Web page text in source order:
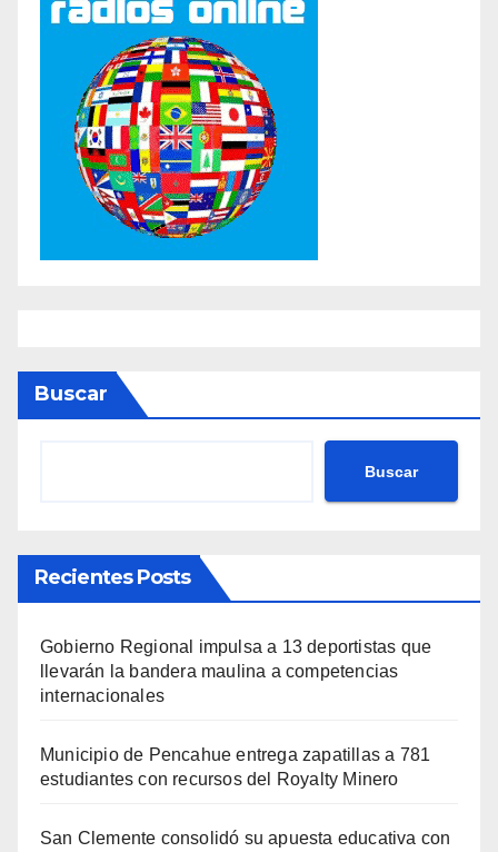
Buscar
Buscar
Recientes Posts
Gobierno Regional impulsa a 13 deportistas que
llevarán la bandera maulina a competencias
internacionales
Municipio de Pencahue entrega zapatillas a 781
estudiantes con recursos del Royalty Minero
San Clemente consolidó su apuesta educativa con